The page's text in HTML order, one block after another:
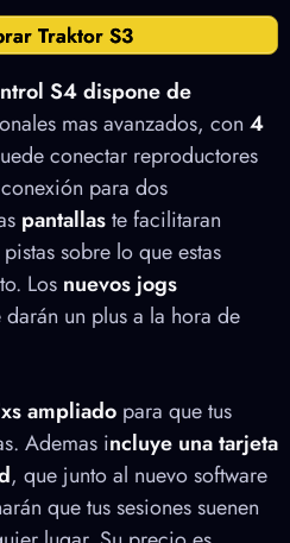
Traktor S3
S4 dispone de
mas avanzados, con 4
conectar reproductores
para dos
pantallaste facilitaran
sobre lo que estas
Los nuevos jogs
darán un plus a la hora de
ampliado para que tus
Ademas incluye una tarjeta
, que junto al nuevo software
que tus sesiones suenen